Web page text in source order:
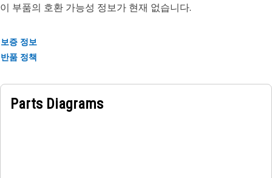
이 부품의 호환 가능성 정보가 현재 없습니다.
보증 정보
반품 정책
Parts Diagrams